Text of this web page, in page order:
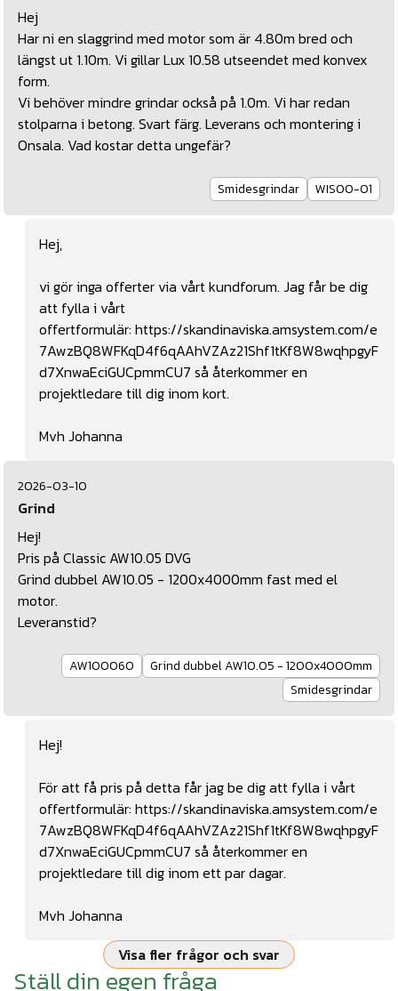
Hej
Har ni en slaggrind med motor som är 4.80m bred och
längst ut 1.10m. Vi gillar Lux 10.58 utseendet med konvex
form.
Vi behöver mindre grindar också på 1.0m. Vi har redan
stolparna i betong. Svart färg. Leverans och montering i
Onsala. Vad kostar detta ungefär?
Smidesgrindar WIS00-01
Hej,
vi gör inga offerter via vårt kundforum. Jag får be dig
att fylla i vårt
offertformulär: https://skandinaviska.amsystem.com/e
7AwzBQ8WFKqD4f6qAAhVZAz21Shf1tKf8W8wqhpgyF
d7XnwaEciGUCpmmCU7 så återkommer en
projektledare till dig inom kort.
Mvh Johanna
2026-03-10
Grind
Hej!
Pris på Classic AW10.05 DVG
Grind dubbel AW10.05 - 1200x4000mm fast med el
motor.
Leveranstid?
AW100060
Grind dubbel AW10.05 - 1200x4000mm
Smidesgrindar
Hej!
För att få pris på detta får jag be dig att fylla i vårt
offertformulär: https://skandinaviska.amsystem.com/e
7AwzBQ8WFKqD4f6qAAhVZAz21Shf1tKf8W8wqhpgyF
d7XnwaEciGUCpmmCU7 så återkommer en
projektledare till dig inom ett par dagar.
Mvh Johanna
Visa fler frågor och svar
Ställ din egen fråga